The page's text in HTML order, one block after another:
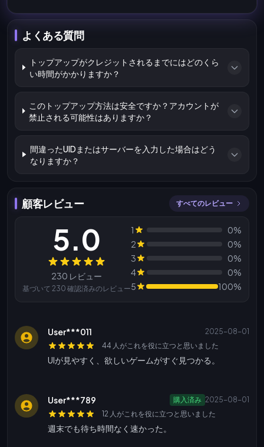
よくある質問
トップアップがクレジットされるまでにはどのくら
い時間がかかりますか？
このトップアップ方法は安全ですか？アカウントが
禁止される可能性はありますか？
間違ったUIDまたはサーバーを入力した場合はどう
なりますか？
顧客レビュー すべてのレビュー
レビュー
5.0
230 レビュー
基づいて 230 確認済みのレビュー
1
0%
2
0%
3
0%
4
0%
5
100%
User***011
2025-08-01
44 人がこれを役に立つと思いました
UIが見やすく、欲しいゲームがすぐ見つかる。
User***789 購入済み 2025-08-01
12 人がこれを役に立つと思いました
週末でも待ち時間なく速かった。